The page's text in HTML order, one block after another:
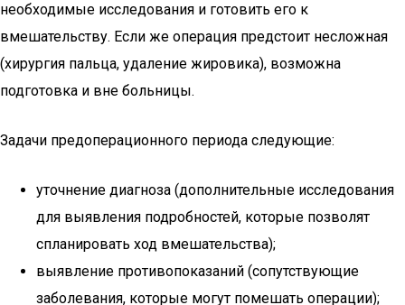
необходимые исследования и готовить его к
вмешательству. Если же операция предстоит несложная
(хирургия пальца, удаление жировика), возможна
подготовка и вне больницы.
Задачи предоперационного периода следующие:
уточнение диагноза (дополнительные исследования
для выявления подробностей, которые позволят
спланировать ход вмешательства);
выявление противопоказаний (сопутствующие
заболевания, которые могут помешать операции);